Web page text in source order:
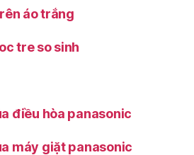
áo trắng
tre so sinh
điều hòa panasonic
máy giặt panasonic